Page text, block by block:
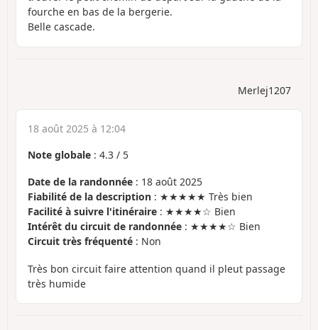
fourche en bas de la bergerie.
Belle cascade.
Merlej1207
18 août 2025 à 12:04
Note globale : 4.3 / 5
Date de la randonnée : 18 août 2025
Fiabilité de la description : ★★★★★ Très bien
Facilité à suivre l'itinéraire : ★★★★☆ Bien
Intérêt du circuit de randonnée : ★★★★☆ Bien
Circuit très fréquenté : Non
Très bon circuit faire attention quand il pleut passage
très humide